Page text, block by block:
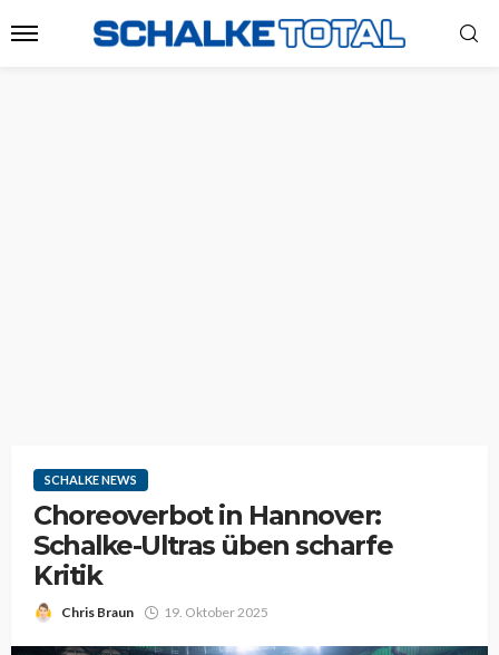
SCHALKE NEWS
Choreoverbot in Hannover:
Schalke-Ultras üben scharfe
Kritik
Chris Braun 19. Oktober 2025